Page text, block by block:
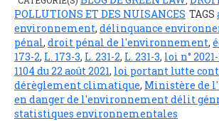
POLLUTIONS ET DES NUISANCES TAGS
environnement, délinquance
pénal, droit pénal de l'environnement,
173-2, L. 173-3, L. 231-2, L. 231-3, loi n° 2021-
1104 du 22 août 2021, loi portant lutte
dérèglement climatique, Ministère de
en danger de l'environnement délit
statistiques environnementales